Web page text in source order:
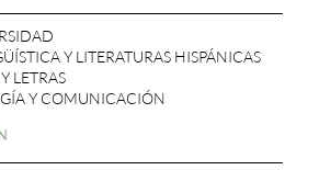
Y LITERATURAS HISPÁNICAS
LETRAS
Y COMUNICACIÓN